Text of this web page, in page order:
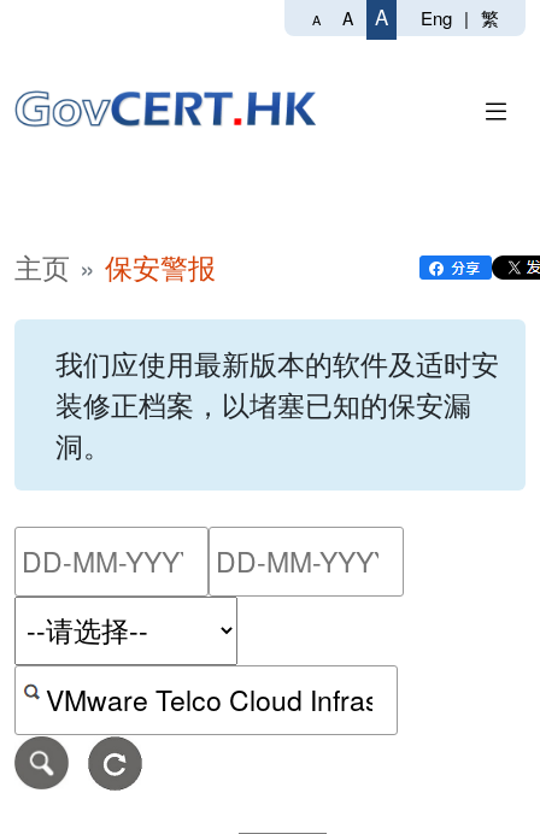
A A A Eng | 繁
主页 保安警报
我们应使用最新版本的软件及适时安
装修正档案，以堵塞已知的保安漏
洞。
请输入搜索日期范围的开
按关键字或 CVE ID 搜寻保安警报